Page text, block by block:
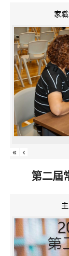
家
« ‹
第二屆